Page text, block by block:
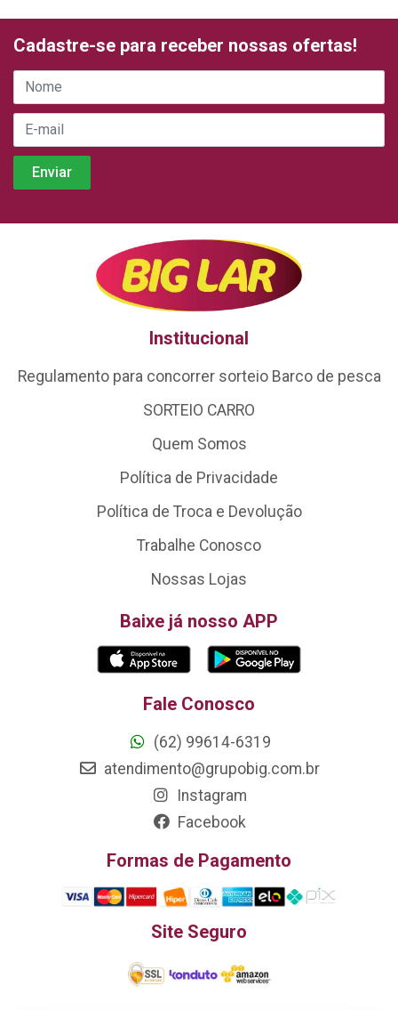
Cadastre-se para receber nossas ofertas!
Institucional
Regulamento para concorrer sorteio Barco de pesca
SORTEIO CARRO
Quem Somos
Política de Privacidade
Política de Troca e Devolução
Trabalhe Conosco
Nossas Lojas
Baixe já nosso APP
Fale Conosco
(62) 99614-6319
atendimento@grupobig.com.br
Instagram
Facebook
Formas de Pagamento
Site Seguro